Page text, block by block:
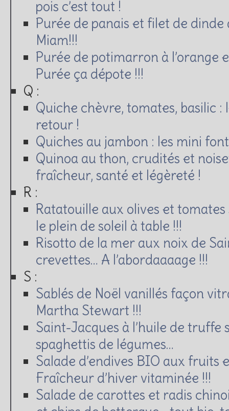
pois c’est tout !
Purée de panais et filet de
Miam!!!
Purée de potimarron à l’orange
Purée ça dépote !!!
Q :
Quiche chèvre, tomates, basilic :
retour !
Quiches au jambon : les mini
Quinoa au thon, crudités et
fraîcheur, santé et légèreté !
R :
Ratatouille aux olives et
le plein de soleil à table !!!
Risotto de la mer aux noix de
crevettes… A l’abordaaaage !!!
S :
Sablés de Noël vanillés façon
Martha Stewart !!!
Saint-Jacques à l’huile de truffe
spaghettis de légumes…
Salade d’endives BIO aux fruits
Fraîcheur d’hiver vitaminée !!!
Salade de carottes et radis